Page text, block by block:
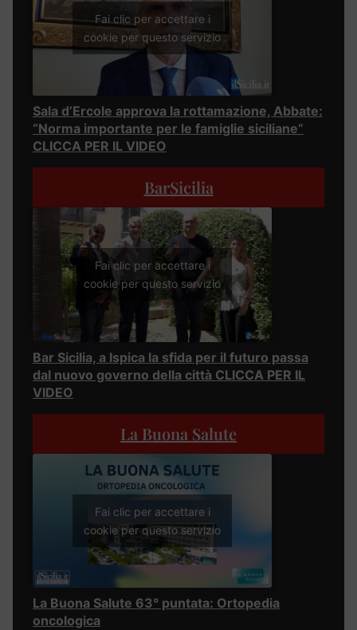
Fai clic per accettare i
cookie per questo servizio
Sala d’Ercole approva la rottamazione, Abbate:
“Norma importante per le famiglie siciliane”
CLICCA PER IL VIDEO
BarSicilia
Fai clic per accettare i
cookie per questo servizio
Bar Sicilia, a Ispica la sfida per il futuro passa
dal nuovo governo della città CLICCA PER IL
VIDEO
La Buona Salute
Fai clic per accettare i
cookie per questo servizio
La Buona Salute 63° puntata: Ortopedia
oncologica